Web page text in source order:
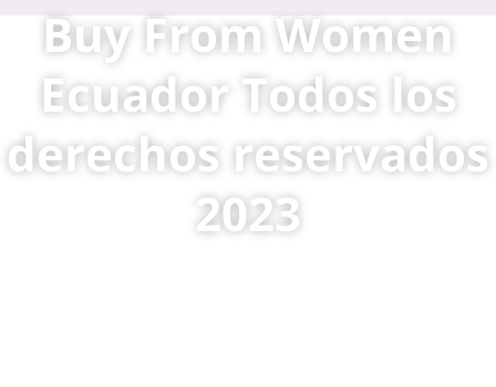
Buy From Women
Ecuador Todos los
derechos reservados
2023